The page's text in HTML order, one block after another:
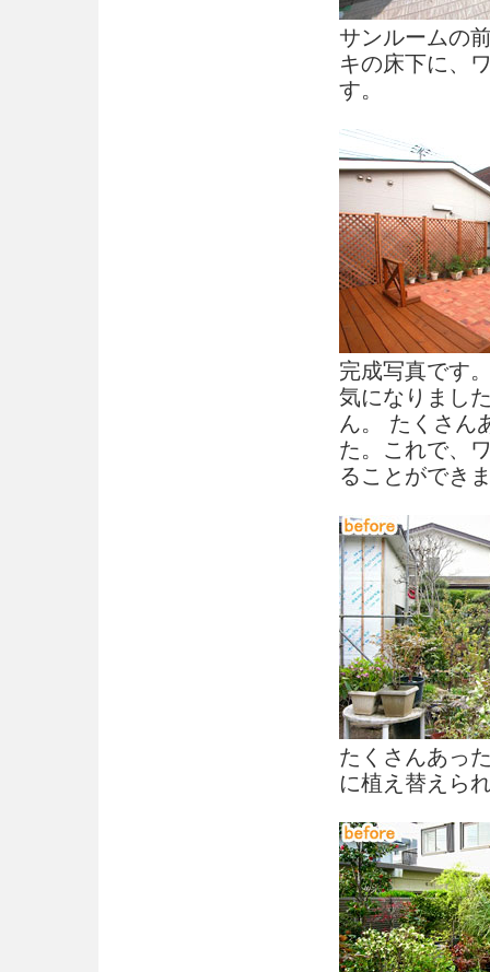
サンルームの
キの床下に、
す。
完成写真です
気になりまし
ん。 たくさん
た。これで、
ることができ
たくさんあっ
に植え替えら